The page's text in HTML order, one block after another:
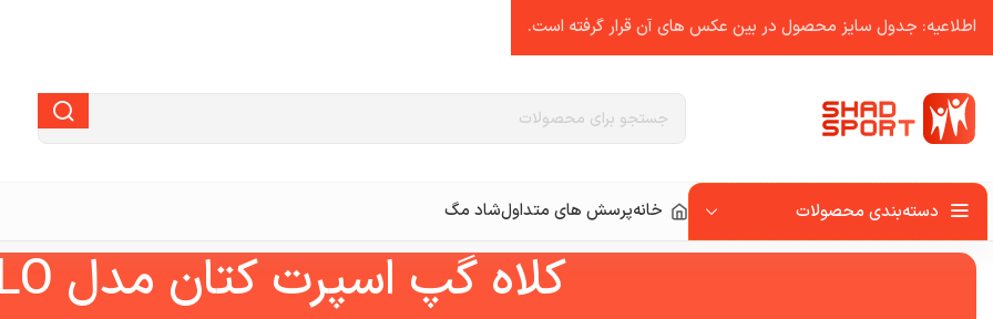
دسته‌بندی محصولات خانهپرسش های متداولشاد مگ
کلاه گپ اسپرت کتان مدل POLO
اطلاعیه: جدول سایز محصول در بین عکس ‌های آن قرار گرفته است.